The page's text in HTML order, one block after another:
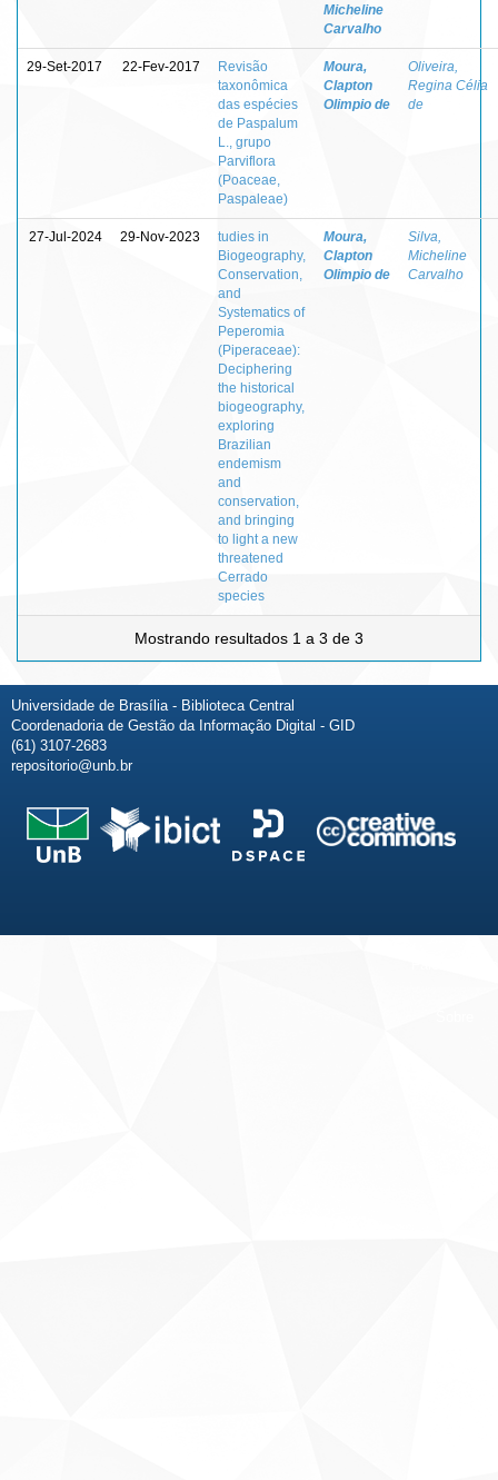
Micheline
Carvalho
29-Set-2017 22-Fev-2017
Revisão
taxonômica
das espécies
de Paspalum
L., grupo
Parviflora
(Poaceae,
Paspaleae)
Moura,
Clapton
Olimpio de
Oliveira,
Regina Célia
de
27-Jul-2024 29-Nov-2023
tudies in
Biogeography,
Conservation,
and
Systematics of
Peperomia
(Piperaceae):
Deciphering
the historical
biogeography,
exploring
Brazilian
endemism
and
conservation,
and bringing
to light a new
threatened
Cerrado
species
Moura,
Clapton
Olimpio de
Silva,
Micheline
Carvalho
Mostrando resultados 1 a 3 de 3
Universidade de Brasília - Biblioteca Central
Coordenadoria de Gestão da Informação Digital - GID
(61) 3107-2683
repositorio@unb.br